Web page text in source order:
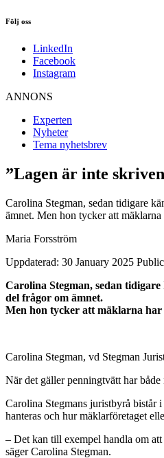
Följ oss
LinkedIn
Facebook
Instagram
ANNONS
Experten
Nyheter
Tema nyhetsbrev
”Lagen är inte
Carolina Stegman, sedan tidigare
ämnet. Men hon tycker att
Maria Forsström
Uppdaterad: 30 January 2025
Carolina Stegman, sedan
del frågor om ämnet.
Men hon tycker att mäklarna har
Carolina Stegman, vd Stegman
När det gäller penningtvätt har
Carolina Stegmans juristbyrå bistår
hanteras och hur mäklarföretaget
– Det kan till exempel handla om
säger Carolina Stegman.